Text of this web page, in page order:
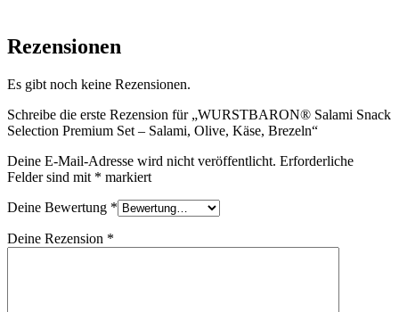
Rezensionen
Es gibt noch keine Rezensionen.
Schreibe die erste Rezension für „WURSTBARON® Salami Snack
Selection Premium Set – Salami, Olive, Käse, Brezeln“
Deine E-Mail-Adresse wird nicht veröffentlicht. Erforderliche
Felder sind mit * markiert
Deine Bewertung *
Deine Rezension *